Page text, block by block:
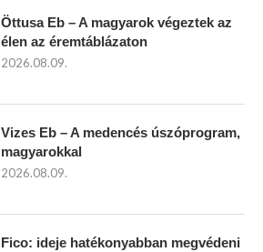
Öttusa Eb – A magyarok végeztek az
élen az éremtáblázaton
2026.08.09.
Vizes Eb – A medencés úszóprogram,
magyarokkal
2026.08.09.
Fico: ideje hatékonyabban megvédeni